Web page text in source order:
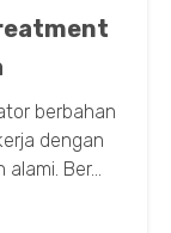
berbahan
dengan
Ber...